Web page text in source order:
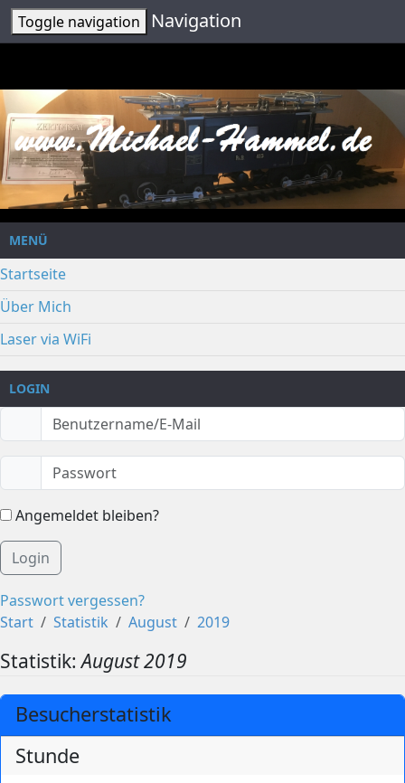
Toggle navigation Navigation
MENÜ
Startseite
Über Mich
Laser via WiFi
LOGIN
Angemeldet bleiben?
Login
Passwort vergessen?
Start
Statistik August 2019
Statistik:August 2019
Besucherstatistik
Stunde